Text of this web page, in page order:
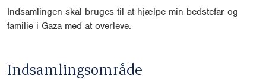
Indsamlingen skal bruges til at hjælpe min bedstefar og
familie i Gaza med at overleve.
Indsamlingsområde